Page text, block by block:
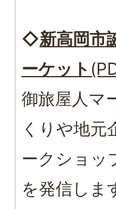
◇新高岡市
ーケット
御旅屋人マ
くりや地元
ークショッ
を発信しま